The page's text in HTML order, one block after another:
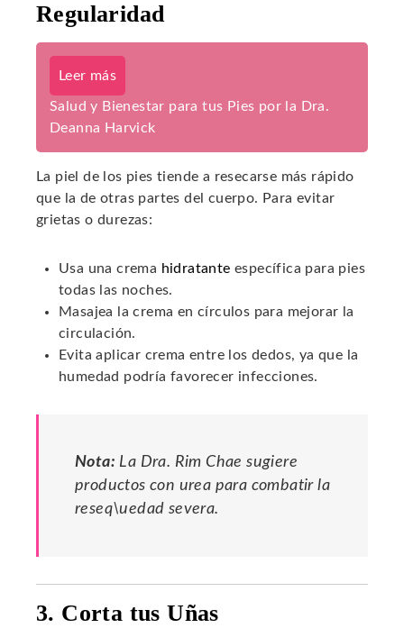
Regularidad
Leer más
Salud y Bienestar para tus Pies por la Dra.
Deanna Harvick
La piel de los pies tiende a resecarse más rápido
que la de otras partes del cuerpo. Para evitar
grietas o durezas:
Usa una crema hidratante específica para pies
todas las noches.
Masajea la crema en círculos para mejorar la
circulación.
Evita aplicar crema entre los dedos, ya que la
humedad podría favorecer infecciones.
Nota: La Dra. Rim Chae sugiere
productos con urea para combatir la
reseq\uedad severa.
3. Corta tus Uñas